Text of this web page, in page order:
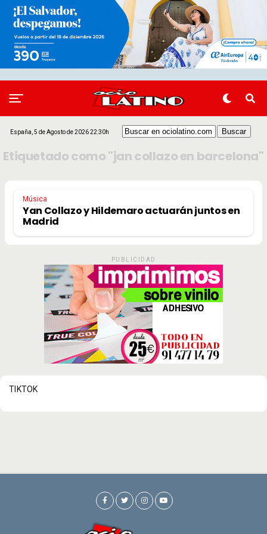
España, 5 de Agosto de 2026 22:30h
Etiquetado como "jan collazo en barcelona"
Música
Yan Collazo y Hildemaro actuarán juntos en
Madrid
PUBLICIDAD
TIKTOK